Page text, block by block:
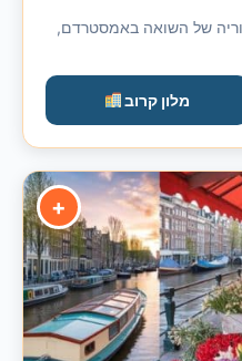
של השואה באמסטרדם,
מלון קרוב
+